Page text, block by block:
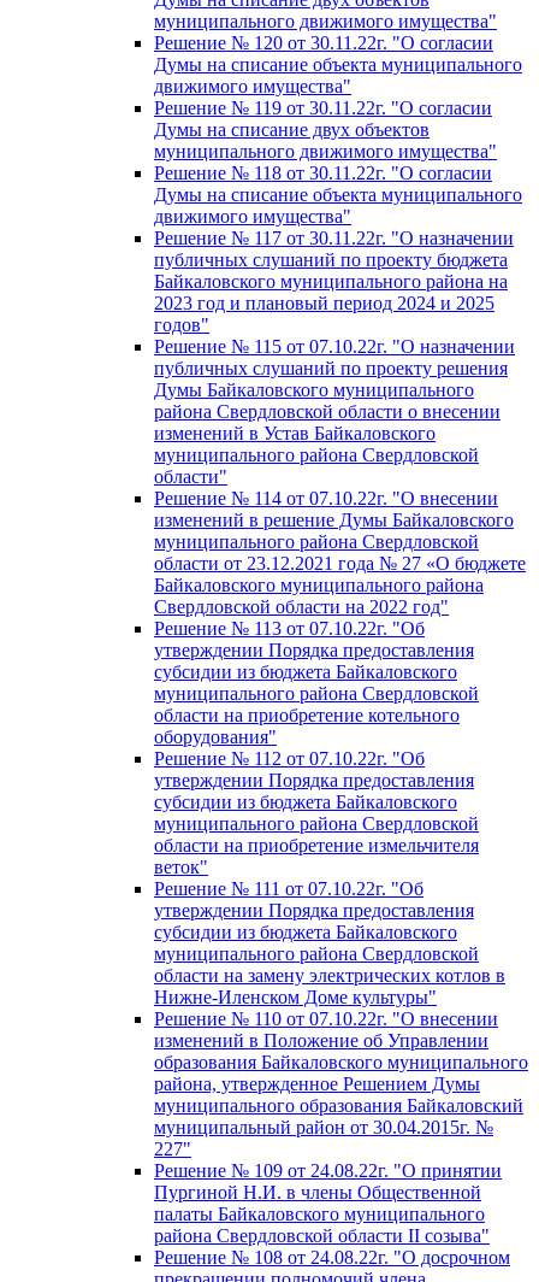
муниципального движимого имущества"
Решение № 120 от 30.11.22г. "О согласии
Думы на списание объекта муниципального
движимого имущества"
Решение № 119 от 30.11.22г. "О согласии
Думы на списание двух объектов
муниципального движимого имущества"
Решение № 118 от 30.11.22г. "О согласии
Думы на списание объекта муниципального
движимого имущества"
Решение № 117 от 30.11.22г. "О назначении
публичных слушаний по проекту бюджета
Байкаловского муниципального района на
2023 год и плановый период 2024 и 2025
годов"
Решение № 115 от 07.10.22г. "О назначении
публичных слушаний по проекту решения
Думы Байкаловского муниципального
района Свердловской области о внесении
изменений в Устав Байкаловского
муниципального района Свердловской
области"
Решение № 114 от 07.10.22г. "О внесении
изменений в решение Думы Байкаловского
муниципального района Свердловской
области от 23.12.2021 года № 27 «О бюджете
Байкаловского муниципального района
Свердловской области на 2022 год"
Решение № 113 от 07.10.22г. "Об
утверждении Порядка предоставления
субсидии из бюджета Байкаловского
муниципального района Свердловской
области на приобретение котельного
оборудования"
Решение № 112 от 07.10.22г. "Об
утверждении Порядка предоставления
субсидии из бюджета Байкаловского
муниципального района Свердловской
области на приобретение измельчителя
веток"
Решение № 111 от 07.10.22г. "Об
утверждении Порядка предоставления
субсидии из бюджета Байкаловского
муниципального района Свердловской
области на замену электрических котлов в
Нижне-Иленском Доме культуры"
Решение № 110 от 07.10.22г. "О внесении
изменений в Положение об Управлении
образования Байкаловского муниципального
района, утвержденное Решением Думы
муниципального образования Байкаловский
муниципальный район от 30.04.2015г. №
227"
Решение № 109 от 24.08.22г. "О принятии
Пургиной Н.И. в члены Общественной
палаты Байкаловского муниципального
района Свердловской области II созыва"
Решение № 108 от 24.08.22г. "О досрочном